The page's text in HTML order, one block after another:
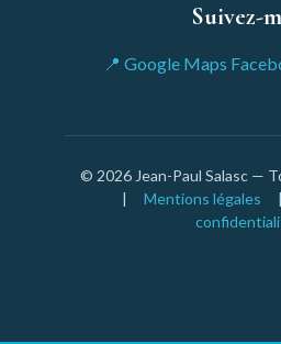
Suivez-
📍 Google Maps
© 2026 Jean-Paul Salasc —
|
Mentions légales |